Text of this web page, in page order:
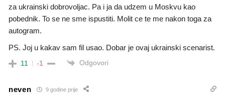
za ukrainski dobrovoljac. Pa i ja da udzem u Moskvu kao
pobednik. To se ne sme ispustiti. Molit ce te me nakon toga za
autogram.
PS. Joj u kakav sam fil usao. Dobar je ovaj ukrainski scenarist.
11 -1 Odgovori
neven 9 godine prije